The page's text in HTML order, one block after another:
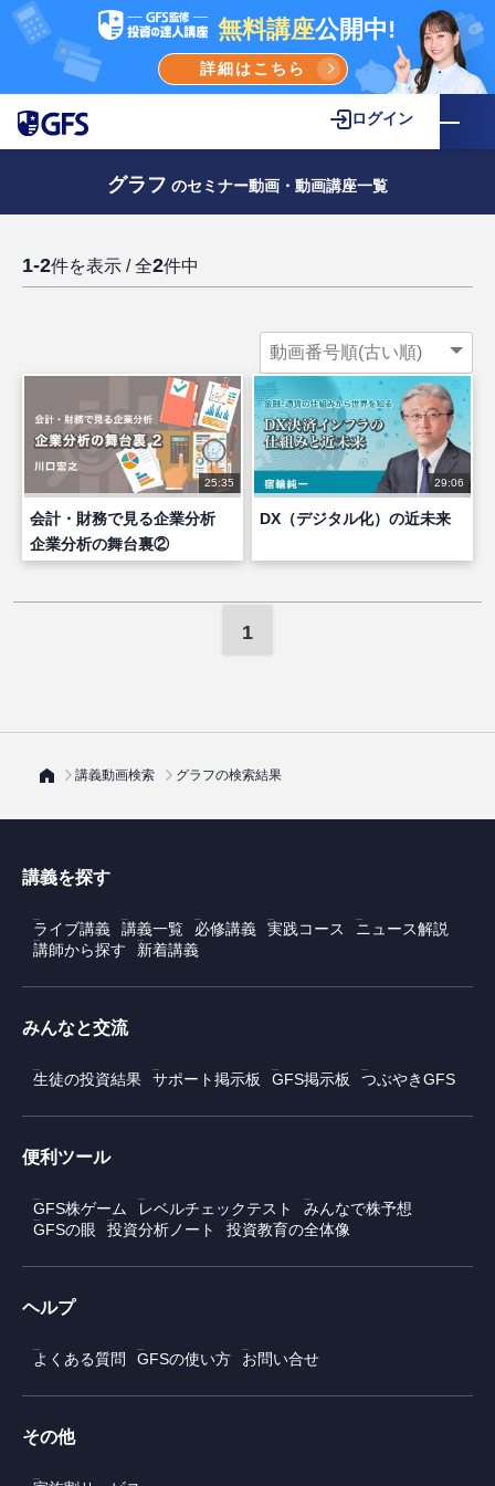
無料講座公開中!
詳細はこちら
ログイン
グラフ のセミナー動画・動画講座一覧
1-2件を表示 / 全2件中
25:35
会計・財務で見る企業分析
企業分析の舞台裏②
29:06
DX（デジタル化）の近未来
1
講義動画検索 グラフの検索結果
講義を探す
ライブ講義 講義一覧 必修講義 実践コース
ニュース解説
講師から探す
新着講義
みんなと交流
生徒の投資結果 サポート掲示板 GFS掲示板 つぶやきGFS
便利ツール
GFS株ゲーム レベルチェックテスト
みんなで株予想
GFSの眼
投資分析ノート 投資教育の全体像
ヘルプ
よくある質問 GFSの使い方 お問い合せ
その他